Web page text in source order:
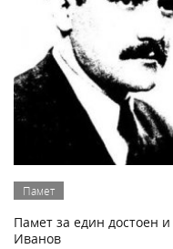
Памет
Памет за един достоен
Иванов